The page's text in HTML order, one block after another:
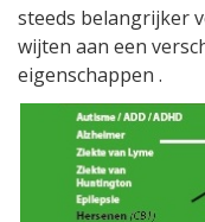
steeds belangrijker
wijten aan een
eigenschappen .